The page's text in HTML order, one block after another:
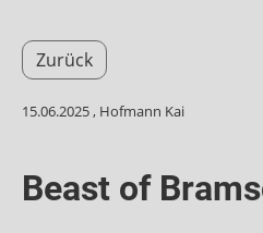
Zurück
15.06.2025, Hofmann Kai
Beast of